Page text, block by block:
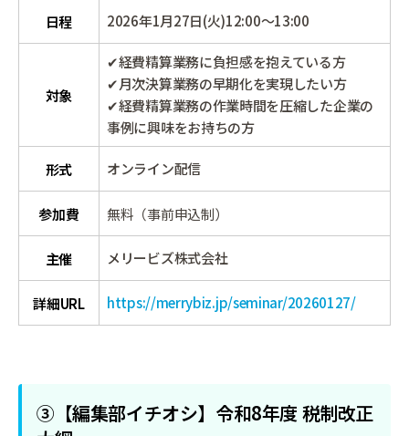
日程 2026年1月27日(火)12:00～13:00
対象
✔経費精算業務に負担感を抱えている方
✔月次決算業務の早期化を実現したい方
✔経費精算業務の作業時間を圧縮した企業の
事例に興味をお持ちの方
形式 オンライン配信
参加費 無料（事前申込制）
主催 メリービズ株式会社
詳細URL https://merrybiz.jp/seminar/20260127/
③【編集部イチオシ】令和8年度 税制改正